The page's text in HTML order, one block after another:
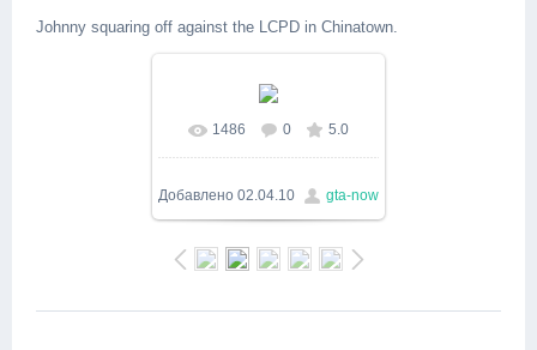
Johnny squaring off against the LCPD in Chinatown.
В реальном размере
1500x893/ 101.0Kb
1486 0 5.0
Добавлено 02.04.10 gta-now